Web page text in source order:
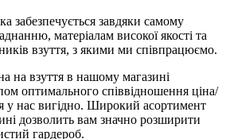
забезпечується завдяки самому
матеріалам високої якості та
взуття, з якими ми співпрацюємо.
на взуття в нашому магазині
оптимального співвідношення ціна/
у нас вигідно. Широкий асортимент
дозволить вам значно розширити
гардероб.